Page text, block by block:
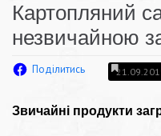
Картопляний
незвичайною
Поділитись
Звичайні продукти